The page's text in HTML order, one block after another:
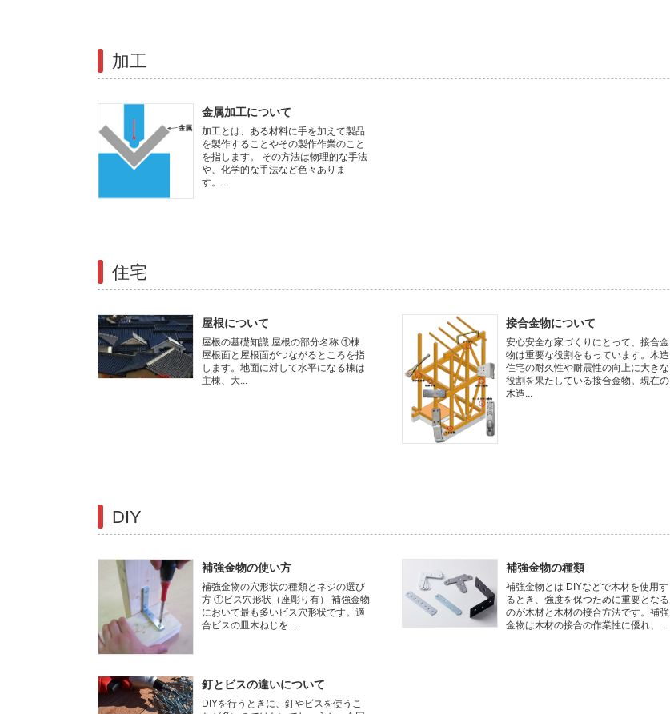
加工
金属加工について
加工とは、ある材料に手を加えて製品
を製作することやその製作作業のこと
を指します。 その方法は物理的な手法
や、化学的な手法など色々ありま
す。...
住宅
屋根について
屋根の基礎知識 屋根の部分名称 ①棟
屋根面と屋根面がつながるところを指
します。地面に対して水平になる棟は
主棟、大...
接合金物について
安心安全な家づくりにとって、接合金
物は重要な役割をもっています。木造
住宅の耐久性や耐震性の向上に大きな
役割を果たしている接合金物。現在の
木造...
DIY
補強金物の使い方
補強金物の穴形状の種類とネジの選び
方 ①ビス穴形状（座彫り有） 補強金物
において最も多いビス穴形状です。適
合ビスの皿木ねじを ...
補強金物の種類
補強金物とは DIYなどで木材を使用す
るとき、強度を保つために重要となる
のが木材と木材の接合方法です。補強
金物は木材の接合の作業性に優れ、...
釘とビスの違いについて
DIYを行うときに、釘やビスを使うこ